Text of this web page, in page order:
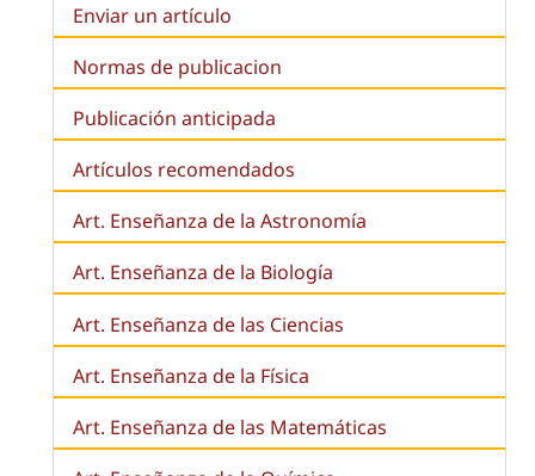
Enviar un artículo
Normas de publicacion
Publicación anticipada
Artículos recomendados
Art. Enseñanza de la Astronomía
Art. Enseñanza de la Biología
Art. Enseñanza de las Ciencias
Art. Enseñanza de la Física
Art. Enseñanza de las Matemáticas